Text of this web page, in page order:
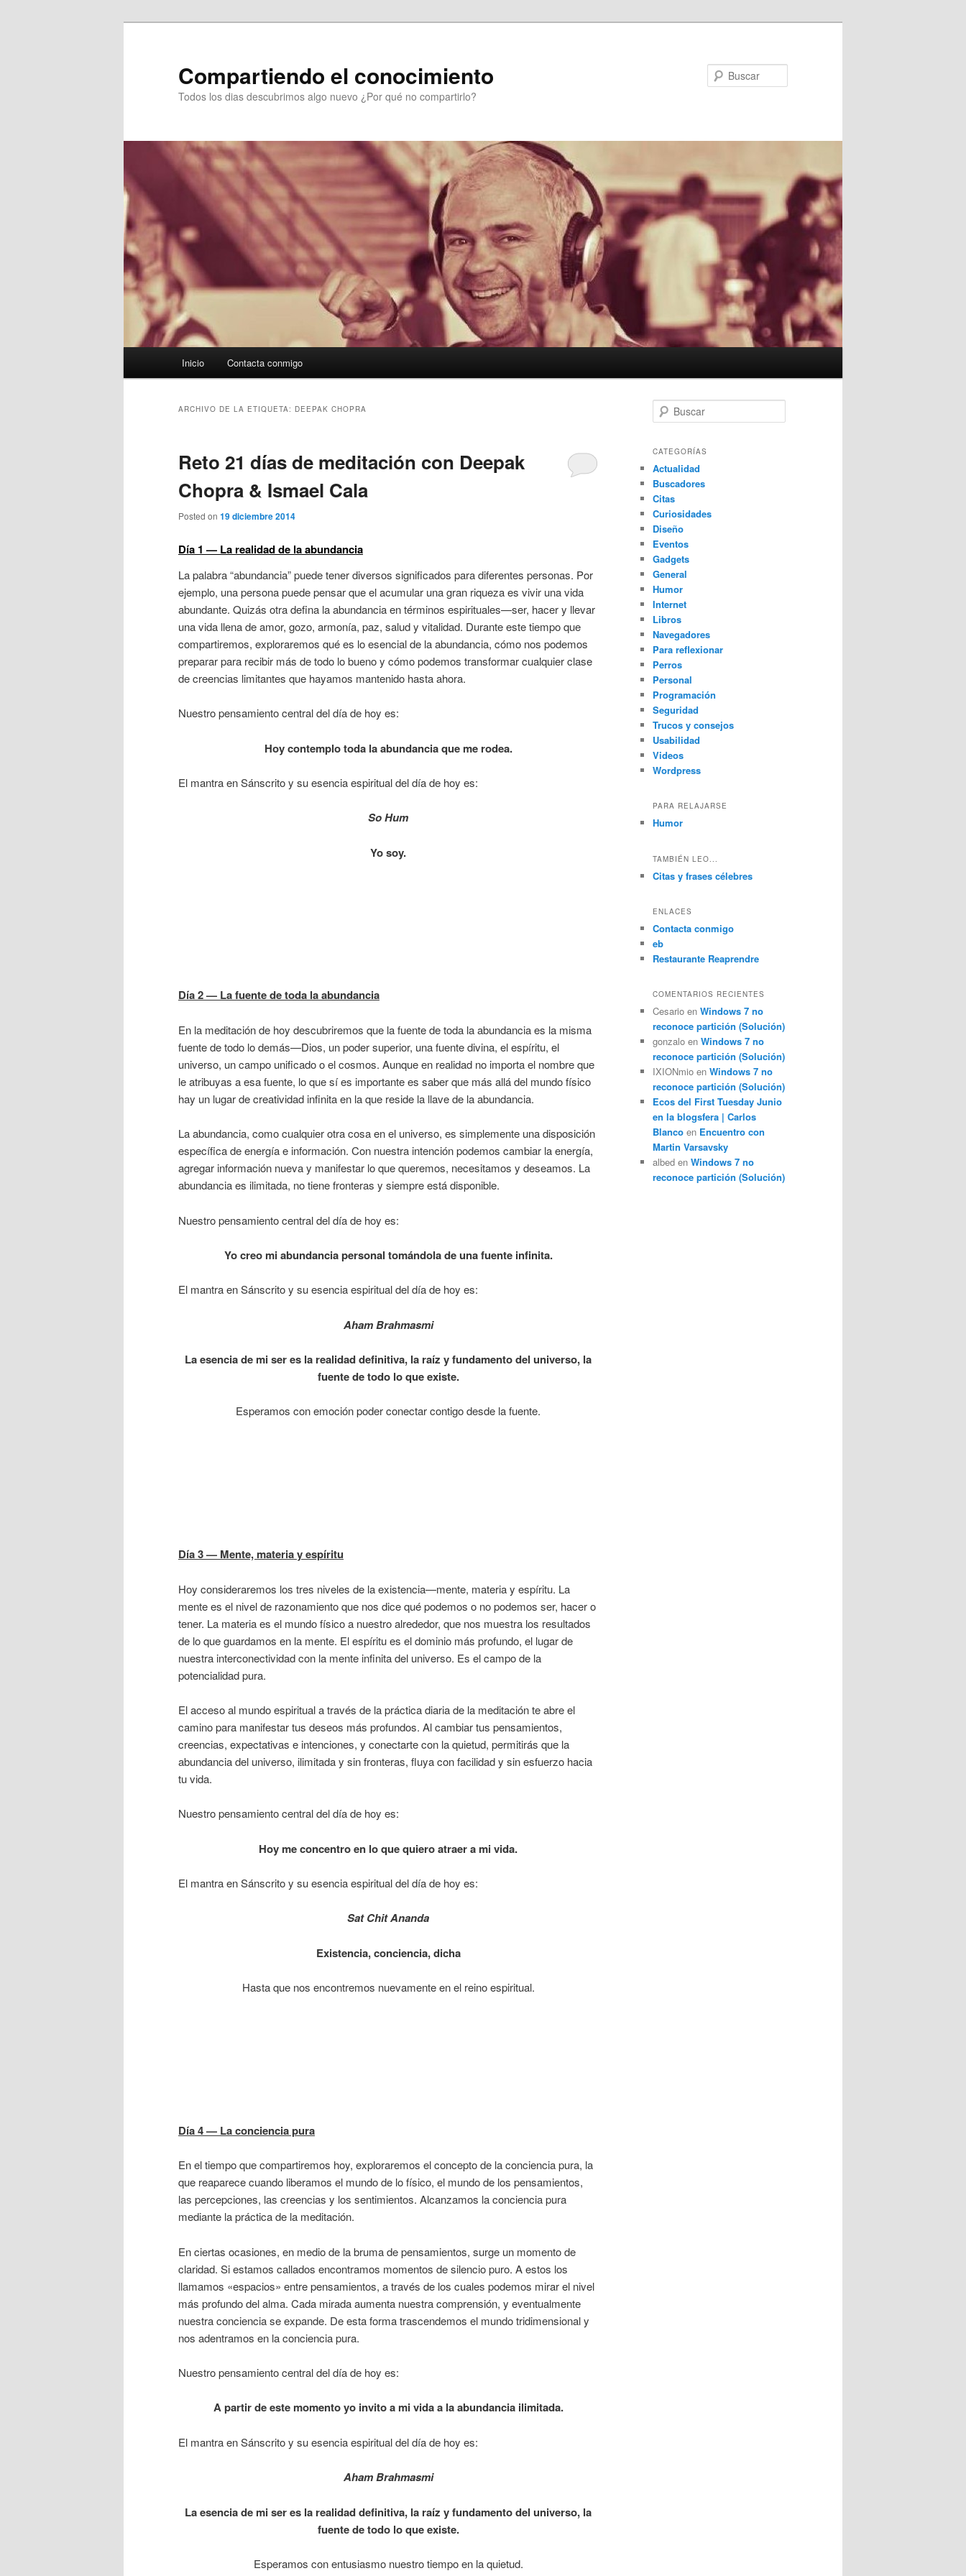
Compartiendo el conocimiento
Todos los dias descubrimos algo nuevo ¿Por qué no compartirlo?
Inicio Contacta conmigo
ARCHIVO DE LA ETIQUETA: DEEPAK CHOPRA
Reto 21 días de meditación con Deepak
Chopra & Ismael Cala
Posted on 19 diciembre 2014
Día 1 — La realidad de la abundancia
La palabra “abundancia” puede tener diversos significados para diferentes personas. Por
ejemplo, una persona puede pensar que el acumular una gran riqueza es vivir una vida
abundante. Quizás otra defina la abundancia en términos espirituales—ser, hacer y llevar
una vida llena de amor, gozo, armonía, paz, salud y vitalidad. Durante este tiempo que
compartiremos, exploraremos qué es lo esencial de la abundancia, cómo nos podemos
preparar para recibir más de todo lo bueno y cómo podemos transformar cualquier clase
de creencias limitantes que hayamos mantenido hasta ahora.
Nuestro pensamiento central del día de hoy es:
Hoy contemplo toda la abundancia que me rodea.
El mantra en Sánscrito y su esencia espiritual del día de hoy es:
So Hum
Yo soy.
Día 2 — La fuente de toda la abundancia
En la meditación de hoy descubriremos que la fuente de toda la abundancia es la misma
fuente de todo lo demás—Dios, un poder superior, una fuente divina, el espíritu, el
universo, un campo unificado o el cosmos. Aunque en realidad no importa el nombre que
le atribuyas a esa fuente, lo que sí es importante es saber que más allá del mundo físico
hay un lugar de creatividad infinita en la que reside la llave de la abundancia.
La abundancia, como cualquier otra cosa en el universo, es simplemente una disposición
específica de energía e información. Con nuestra intención podemos cambiar la energía,
agregar información nueva y manifestar lo que queremos, necesitamos y deseamos. La
abundancia es ilimitada, no tiene fronteras y siempre está disponible.
Nuestro pensamiento central del día de hoy es:
Yo creo mi abundancia personal tomándola de una fuente infinita.
El mantra en Sánscrito y su esencia espiritual del día de hoy es:
Aham Brahmasmi
La esencia de mi ser es la realidad definitiva, la raíz y fundamento del universo, la
fuente de todo lo que existe.
Esperamos con emoción poder conectar contigo desde la fuente.
Día 3 — Mente, materia y espíritu
Hoy consideraremos los tres niveles de la existencia—mente, materia y espíritu. La
mente es el nivel de razonamiento que nos dice qué podemos o no podemos ser, hacer o
tener. La materia es el mundo físico a nuestro alrededor, que nos muestra los resultados
de lo que guardamos en la mente. El espíritu es el dominio más profundo, el lugar de
nuestra interconectividad con la mente infinita del universo. Es el campo de la
potencialidad pura.
El acceso al mundo espiritual a través de la práctica diaria de la meditación te abre el
camino para manifestar tus deseos más profundos. Al cambiar tus pensamientos,
creencias, expectativas e intenciones, y conectarte con la quietud, permitirás que la
abundancia del universo, ilimitada y sin fronteras, fluya con facilidad y sin esfuerzo hacia
tu vida.
Nuestro pensamiento central del día de hoy es:
Hoy me concentro en lo que quiero atraer a mi vida.
El mantra en Sánscrito y su esencia espiritual del día de hoy es:
Sat Chit Ananda
Existencia, conciencia, dicha
Hasta que nos encontremos nuevamente en el reino espiritual.
Día 4 — La conciencia pura
En el tiempo que compartiremos hoy, exploraremos el concepto de la conciencia pura, la
que reaparece cuando liberamos el mundo de lo físico, el mundo de los pensamientos,
las percepciones, las creencias y los sentimientos. Alcanzamos la conciencia pura
mediante la práctica de la meditación.
En ciertas ocasiones, en medio de la bruma de pensamientos, surge un momento de
claridad. Si estamos callados encontramos momentos de silencio puro. A estos los
llamamos «espacios» entre pensamientos, a través de los cuales podemos mirar el nivel
más profundo del alma. Cada mirada aumenta nuestra comprensión, y eventualmente
nuestra conciencia se expande. De esta forma trascendemos el mundo tridimensional y
nos adentramos en la conciencia pura.
Nuestro pensamiento central del día de hoy es:
A partir de este momento yo invito a mi vida a la abundancia ilimitada.
El mantra en Sánscrito y su esencia espiritual del día de hoy es:
Aham Brahmasmi
La esencia de mi ser es la realidad definitiva, la raíz y fundamento del universo, la
fuente de todo lo que existe.
Esperamos con entusiasmo nuestro tiempo en la quietud.
u
c
r
CATEGORÍAS
Actualidad
Buscadores
Citas
Curiosidades
Diseño
Eventos
Gadgets
General
Humor
Internet
Libros
Navegadores
Para reflexionar
Perros
Personal
Programación
Seguridad
Trucos y consejos
Usabilidad
Videos
Wordpress
PARA RELAJARSE
Humor
TAMBIÉN LEO...
Citas y frases célebres
ENLACES
Contacta conmigo
eb
Restaurante Reaprendre
COMENTARIOS RECIENTES
Cesario en Windows 7 no
reconoce partición (Solución)
gonzalo en Windows 7 no
reconoce partición (Solución)
IXIONmio en Windows 7 no
reconoce partición (Solución)
Ecos del First Tuesday Junio
en la blogsfera | Carlos
Blanco en Encuentro con
Martin Varsavsky
albed en Windows 7 no
reconoce partición (Solución)